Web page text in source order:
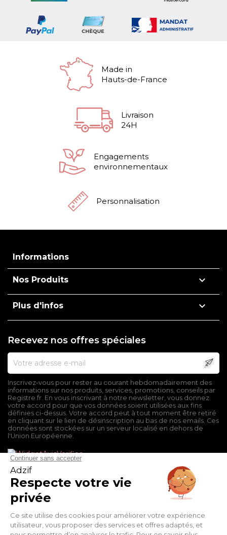
Made in
Hauts-de-France
Livraison
24H
Engagements
environnementaux
Personnalisation
Informations
Nos Produits 
Plus d'infos 
Recevez nos offres spéciales
Inscrivez-vous pour rester au courant hebdomadairement des
informations sur nos produits, services, promotions, conseils par
Registre.fr. En vous inscrivant à notre newsletter, vous donnez
votre accord pour que vos données soient utilisées aux fins
définies ci-dessus. Votre accord peut à tout moment être retiré
en cliquant sur le lien de désinscription au bas de nos emails. Ces
données sont stockées sur un serveur localisé en dehors de
l'Union Européenne.
Conditions générales de vente